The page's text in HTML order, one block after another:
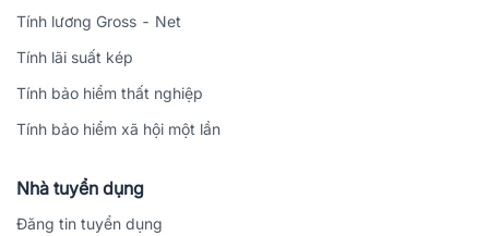
Tính lương Gross - Net
Tính lãi suất kép
Tính bảo hiểm thất nghiệp
Tính bảo hiểm xã hội một lần
Nhà tuyển dụng
Đăng tin tuyển dụng